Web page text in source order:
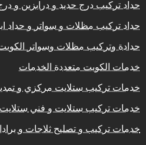
حداد تركيب درج حديد و درابزين و
حداد تركيب مظلات و سواتر و حداد
حدادة وتركيب مظلات وسواتر
خدمات الكويت متعددة الخدمات
خدمات تركيب ستلايت مركزي و
خدمات تركيب ستلايت و فني
خدمات تركيب و تصليح ثلاجات و